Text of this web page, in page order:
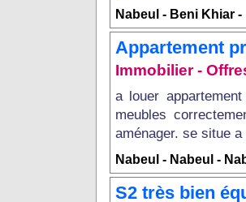
Nabeul - Beni Khiar -
Appartement
Immobilier -
a louer
meubles
aménager. se situe
Nabeul - Nabeul -
S2 très bien